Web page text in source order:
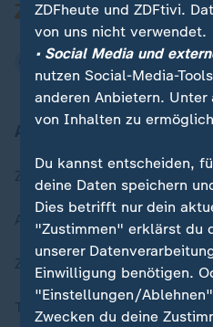
Zuletzt veröffentlicht
Aktuelle Sendungs-Videos
ZDFheute Stories
Themen im Überblick
ZDFheute und ZDFtivi.
von uns nicht verwendet.
• Social Media und
nutzen Social-Media-
anderen Anbietern. Unter
von Inhalten zu
Du kannst entscheiden,
deine Daten speichern
Dies betrifft nur dein
"Zustimmen" erklärst du
unserer
Einwilligung benötigen.
"Einstellungen/
Zwecken du deine